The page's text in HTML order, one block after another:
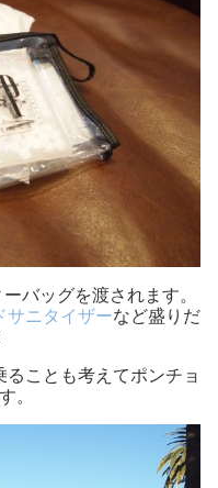
バッグを渡されます。
サニタイザーなど盛りだ
ことも考えてポンチョ
。